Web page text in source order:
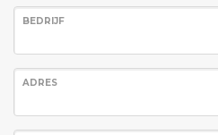
BEDRIJF
ADRES